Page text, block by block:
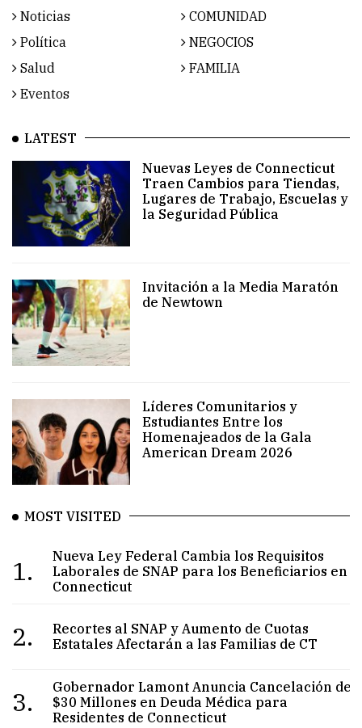
Noticias
COMUNIDAD
Política
NEGOCIOS
Salud
FAMILIA
Eventos
LATEST
Nuevas Leyes de Connecticut
Traen Cambios para Tiendas,
Lugares de Trabajo, Escuelas y
la Seguridad Pública
Invitación a la Media Maratón
de Newtown
Líderes Comunitarios y
Estudiantes Entre los
Homenajeados de la Gala
American Dream 2026
MOST VISITED
1.
Nueva Ley Federal Cambia los Requisitos
Laborales de SNAP para los Beneficiarios en
Connecticut
2.
Recortes al SNAP y Aumento de Cuotas
Estatales Afectarán a las Familias de CT
3.
Gobernador Lamont Anuncia Cancelación de
$30 Millones en Deuda Médica para
Residentes de Connecticut